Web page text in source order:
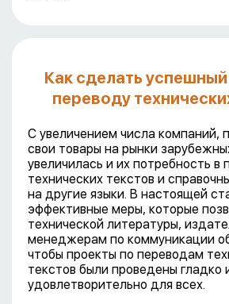
Как сделать
переводу
С увеличением числа компаний,
свои товары на рынки
увеличилась и их потребность в
технических текстов и
на другие языки. В настоящей
эффективные меры, которые
технической литературы,
менеджерам по коммуникации
чтобы проекты по переводам
текстов были проведены гладко
удовлетворительно для всех.